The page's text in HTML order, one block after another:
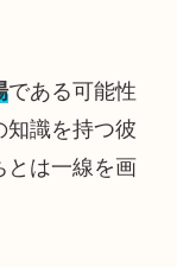
である可能性
知識を持つ彼
とは一線を画